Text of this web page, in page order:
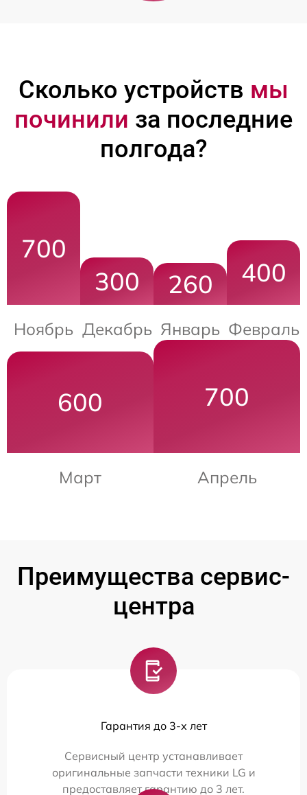
Сколько устройств мы
починили за последние
полгода?
700
Ноябрь
300
Декабрь
260
Январь
400
Февраль
600
Март
700
Апрель
Преимущества сервис-
центра
Гарантия до 3-х лет
Сервисный центр устанавливает
оригинальные запчасти техники LG и
предоставляет гарантию до 3 лет.